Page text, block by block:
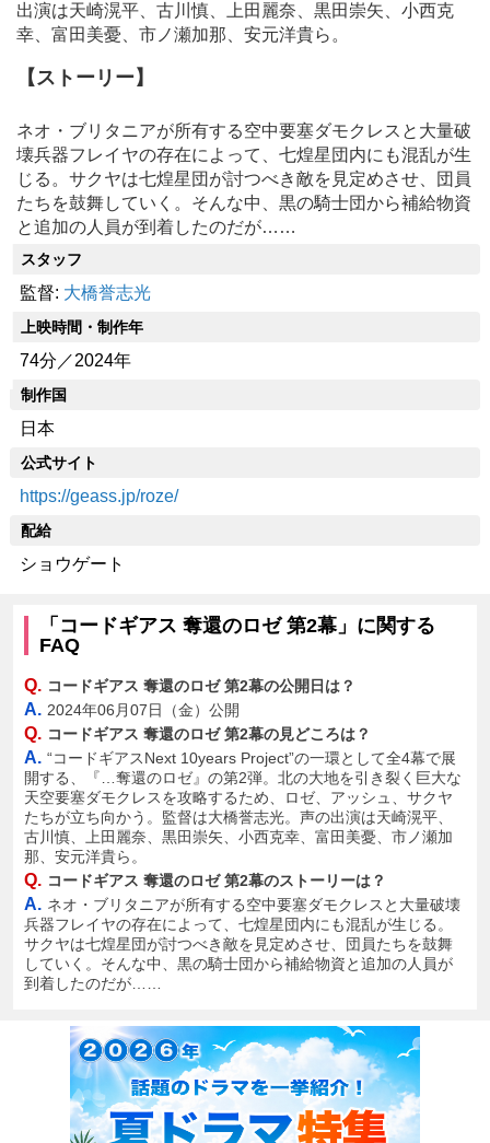
出演は天崎滉平、古川慎、上田麗奈、黒田崇矢、小西克
幸、富田美憂、市ノ瀬加那、安元洋貴ら。
【ストーリー】
ネオ・ブリタニアが所有する空中要塞ダモクレスと大量破
壊兵器フレイヤの存在によって、七煌星団内にも混乱が生
じる。サクヤは七煌星団が討つべき敵を見定めさせ、団員
たちを鼓舞していく。そんな中、黒の騎士団から補給物資
と追加の人員が到着したのだが……
スタッフ
監督: 大橋誉志光
上映時間・制作年
74分／2024年
制作国
日本
公式サイト
https://geass.jp/roze/
配給
ショウゲート
「コードギアス 奪還のロゼ 第2幕」に関する
FAQ
Q. コードギアス 奪還のロゼ 第2幕の公開日は？
A. 2024年06月07日（金）公開
Q. コードギアス 奪還のロゼ 第2幕の見どころは？
A. “コードギアスNext 10years Project”の一環として全4幕で展
開する、『…奪還のロゼ』の第2弾。北の大地を引き裂く巨大な
天空要塞ダモクレスを攻略するため、ロゼ、アッシュ、サクヤ
たちが立ち向かう。監督は大橋誉志光。声の出演は天崎滉平、
古川慎、上田麗奈、黒田崇矢、小西克幸、富田美憂、市ノ瀬加
那、安元洋貴ら。
Q. コードギアス 奪還のロゼ 第2幕のストーリーは？
A. ネオ・ブリタニアが所有する空中要塞ダモクレスと大量破壊
兵器フレイヤの存在によって、七煌星団内にも混乱が生じる。
サクヤは七煌星団が討つべき敵を見定めさせ、団員たちを鼓舞
していく。そんな中、黒の騎士団から補給物資と追加の人員が
到着したのだが……